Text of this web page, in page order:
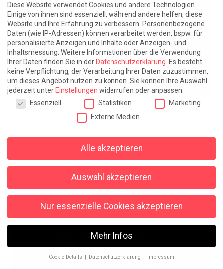
DIE ELF
#2.1 | Umbenennungen
Diese Website verwendet Cookies und andere Technologien.
Einige von ihnen sind essenziell, während andere helfen, diese
Website und Ihre Erfahrung zu verbessern. Personenbezogene
Daten (wie IP-Adressen) können verarbeitet werden, bspw. für
personalisierte Anzeigen und Inhalte oder Anzeigen- und
Inhaltsmessung. Weitere Informationen über die Verwendung
Ihrer Daten finden Sie in der Datenschutzerklärung Es besteht
keine Verpflichtung, der Verarbeitung Ihrer Daten zuzustimmen,
um dieses Angebot nutzen zu können. Sie können Ihre Auswahl
jederzeit unter Einstellungen widerrufen oder anpassen.
Datenschutzeinstellungen
Essenziell Statistiken
Marketing
Externe Medien
Alle akzeptieren
Auswahl akzeptieren
Nur essenzielle Cookies akzeptieren
Mehr Infos
Cookie-Details Datenschutzerklärung Impressum